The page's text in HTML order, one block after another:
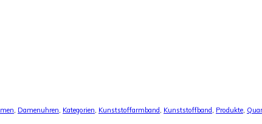
Damenuhren Kategorien Kunststoffarmband Kunststoffband Produkte